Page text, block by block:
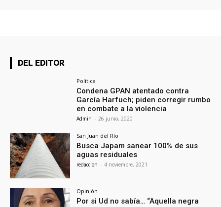
DEL EDITOR
Política
Condena GPAN atentado contra
García Harfuch; piden corregir rumbo
en combate a la violencia
Admin - 26 junio, 2020
San Juan del Río
Busca Japam sanear 100% de sus
aguas residuales
redaccion - 4 noviembre, 2021
Opinión
Por si Ud no sabía… “Aquella negra